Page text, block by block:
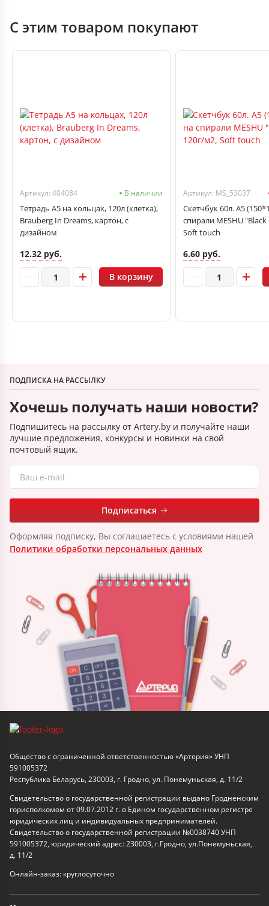
С этим товаром покупают
Артикул: 404084 В наличии
Тетрадь А5 на кольцах, 120л (клетка),
Brauberg In Dreams, картон, с
дизайном
12.32 руб.
В корзину
Артикул: MS_53037
Скетчбук 60л. А5
спирали MESHU
Soft touch
6.60 руб.
ПОДПИСКА НА РАССЫЛКУ
Хочешь получать наши новости?
Подпишитесь на рассылку от Artery.by и получайте наши
лучшие предложения, конкурсы и новинки на свой
почтовый ящик.
Подписаться
Оформляя подписку, Вы соглашаетесь с условиями нашей
Политики обработки персональных данных
Общество с ограниченной ответственностью «Артерия» УНП
591005372
Республика Беларусь, 230003, г. Гродно, ул. Понемуньская, д. 11/2
Свидетельство о государственной регистрации выдано Гродненским
горисполкомом от 09.07.2012 г. в Едином государственном регистре
юридических лиц и индивидуальных предпринимателей.
Свидетельство о государственной регистрации №0038740 УНП
591005372, юридический адрес: 230003, г.Гродно, ул.Понемуньская,
д. 11/2
Онлайн-заказ: круглосуточно